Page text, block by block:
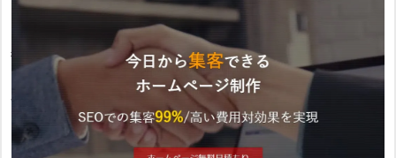
いて「99％」の成功を目指す戦略的設計に強みを持つ会社です。
徹底したヒアリングに基づき、費用対効果を最大化するためのキー
ワード設計を行います。WordPressを用いた柔軟な運用体制の構築
や、予約システムなどの高度な機能拡張も得意としており、ビジネ
スの成長に合わせたサイト運営が可能です。